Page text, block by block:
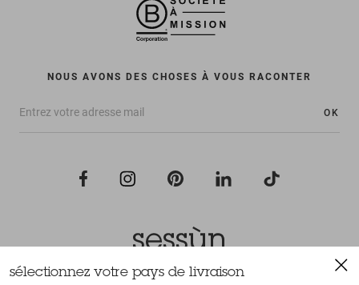
NOUS AVONS DES CHOSES À VOUS RACONTER
OK
Tous droits réservés Sessùn 2022
sélectionnez votre pays de livraison